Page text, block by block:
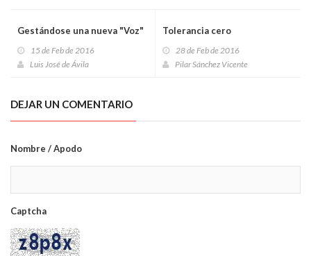
Gestándose una nueva "Voz"
15 de Feb de 2016
Luis José de Ávila
Tolerancia cero
28 de Feb de 2016
Pilar Sánchez Vicente
DEJAR UN COMENTARIO
Nombre / Apodo
Captcha